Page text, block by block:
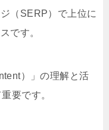
（SERP）で上位に
です。
）」の理解と活
要です。